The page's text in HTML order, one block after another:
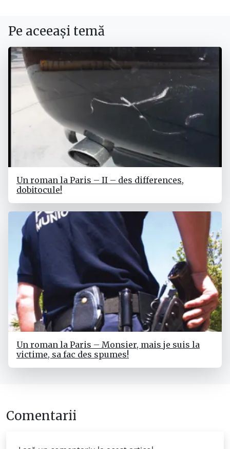
Pe aceeași temă
Un roman la Paris – II – des differences,
dobitocule!
Un roman la Paris – Monsier, mais je suis la
victime, sa fac des spumes!
Comentarii